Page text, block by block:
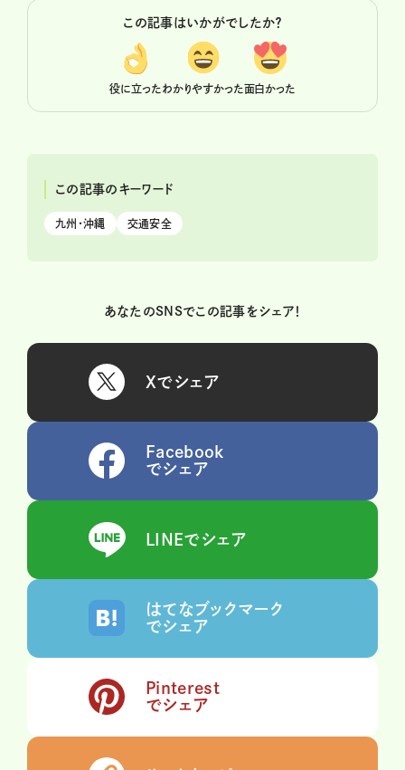
この記事はいかがでしたか？
役に立ったわかりやすかった面白かった
この記事のキーワード
九州・沖縄 交通安全
あなたのSNSでこの記事をシェア！
Xでシェア
Facebook
でシェア
LINEでシェア
はてなブックマーク
でシェア
Pinterest
でシェア